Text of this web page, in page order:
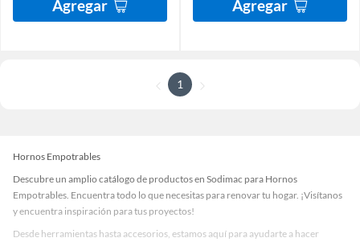
Agregar Agregar
1
Hornos Empotrables
Descubre un amplio catálogo de productos en Sodimac para Hornos
Empotrables. Encuentra todo lo que necesitas para renovar tu hogar. ¡Visítanos
y encuentra inspiración para tus proyectos!
Desde herramientas hasta accesorios, estamos aquí para ayudarte a hacer